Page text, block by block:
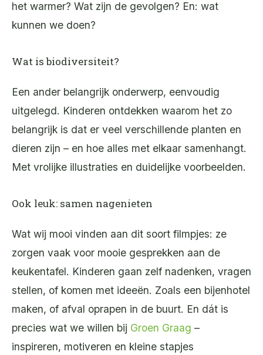
het warmer? Wat zijn de gevolgen? En: wat
kunnen we doen?
Wat is biodiversiteit?
Een ander belangrijk onderwerp, eenvoudig
uitgelegd. Kinderen ontdekken waarom het zo
belangrijk is dat er veel verschillende planten en
dieren zijn – en hoe alles met elkaar samenhangt.
Met vrolijke illustraties en duidelijke voorbeelden.
Ook leuk: samen nagenieten
Wat wij mooi vinden aan dit soort filmpjes: ze
zorgen vaak voor mooie gesprekken aan de
keukentafel. Kinderen gaan zelf nadenken, vragen
stellen, of komen met ideeën. Zoals een bijenhotel
maken, of afval oprapen in de buurt. En dát is
precies wat we willen bij Groen Graag –
inspireren, motiveren en kleine stapjes